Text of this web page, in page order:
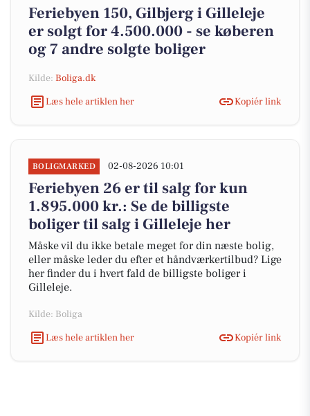
Feriebyen 150, Gilbjerg i Gilleleje
er solgt for 4.500.000 - se køberen
og 7 andre solgte boliger
Kilde: Boliga.dk
Læs hele artiklen her
Kopiér link
BOLIGMARKED 02-08-2026 10:01
Feriebyen 26 er til salg for kun
1.895.000 kr.: Se de billigste
boliger til salg i Gilleleje her
Måske vil du ikke betale meget for din næste bolig,
eller måske leder du efter et håndværkertilbud? Lige
her finder du i hvert fald de billigste boliger i
Gilleleje.
Kilde: Boliga
Læs hele artiklen her
Kopiér link